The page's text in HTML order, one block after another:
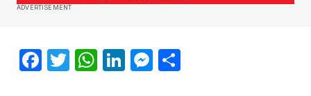
ADVERTISEMENT
Facebook
Twitter
WhatsApp
LinkedIn
Messenger